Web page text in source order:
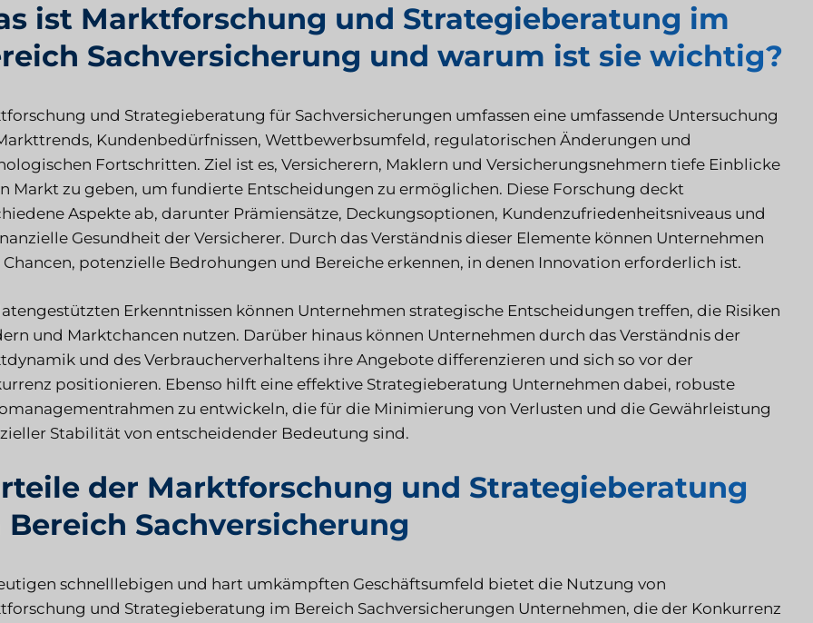
ist Marktforschung und Strategieberatung im
Sachversicherung und warum ist sie wichtig?
und Strategieberatung für Sachversicherungen umfassen eine umfassende Untersuchung
Kundenbedürfnissen, Wettbewerbsumfeld, regulatorischen Änderungen und
Fortschritten. Ziel ist es, Versicherern, Maklern und Versicherungsnehmern tiefe Einblicke
Markt zu geben, um fundierte Entscheidungen zu ermöglichen. Diese Forschung deckt
Aspekte ab, darunter Prämiensätze, Deckungsoptionen, Kundenzufriedenheitsniveaus und
Gesundheit der Versicherer. Durch das Verständnis dieser Elemente können Unternehmen
Chancen, potenzielle Bedrohungen und Bereiche erkennen, in denen Innovation erforderlich ist.
Erkenntnissen können Unternehmen strategische Entscheidungen treffen, die Risiken
und Marktchancen nutzen. Darüber hinaus können Unternehmen durch das Verständnis der
und des Verbraucherverhaltens ihre Angebote differenzieren und sich so vor der
positionieren. Ebenso hilft eine effektive Strategieberatung Unternehmen dabei, robuste
zu entwickeln, die für die Minimierung von Verlusten und die Gewährleistung
Stabilität von entscheidender Bedeutung sind.
der Marktforschung und Strategieberatung
Bereich Sachversicherung
schnelllebigen und hart umkämpften Geschäftsumfeld bietet die Nutzung von
und Strategieberatung im Bereich Sachversicherungen Unternehmen, die der Konkurrenz